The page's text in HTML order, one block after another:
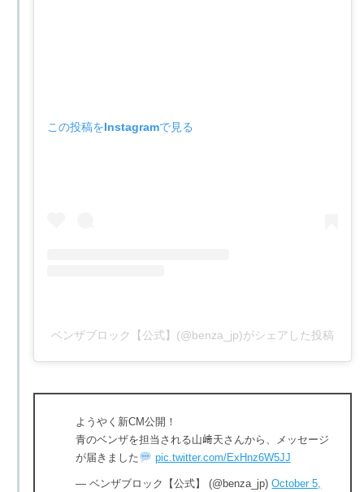
この投稿をInstagramで見る
ベンザブロック【公式】(@benza_jp)がシェアした投稿
ようやく新CM公開！
青のベンザを担当される山﨑天さんから、メッセージ
が届きました
pic.twitter.com/ExHnz6W5JJ
— ベンザブロック【公式】 (@benza_jp)October 5,